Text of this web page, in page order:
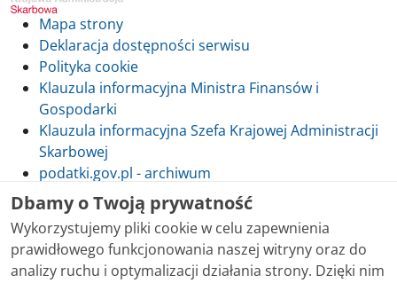
Mapa strony
Deklaracja dostępności serwisu
Polityka cookie
Klauzula informacyjna Ministra Finansów i
Gospodarki
Klauzula informacyjna Szefa Krajowej Administracji
Skarbowej
podatki.gov.pl - archiwum
Skontaktuj się z nami
Dbamy o Twoją prywatność
Wykorzystujemy pliki cookie w celu zapewnienia
prawidłowego funkcjonowania naszej witryny oraz do
analizy ruchu i optymalizacji działania strony. Dzięki nim